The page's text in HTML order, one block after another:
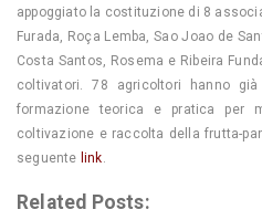
appoggiato la costituzione di 8
Furada, Roça Lemba, Sao Joao de
Costa Santos, Rosema e Ribeira
coltivatori. 78 agricoltori hanno
formazione teorica e pratica per
coltivazione e raccolta della frutta-
seguente link.
Related Posts: